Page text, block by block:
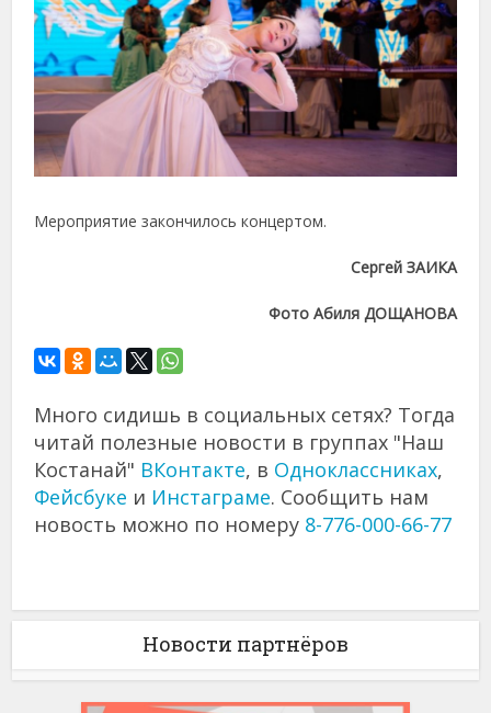
Мероприятие закончилось концертом.
Сергей ЗАИКА
Фото Абиля ДОЩАНОВА
Много сидишь в социальных сетях? Тогда
читай полезные новости в группах "Наш
Костанай" ВКонтакте, в Одноклассниках,
Фейсбуке и Инстаграме. Сообщить нам
новость можно по номеру 8-776-000-66-77
Новости партнёров